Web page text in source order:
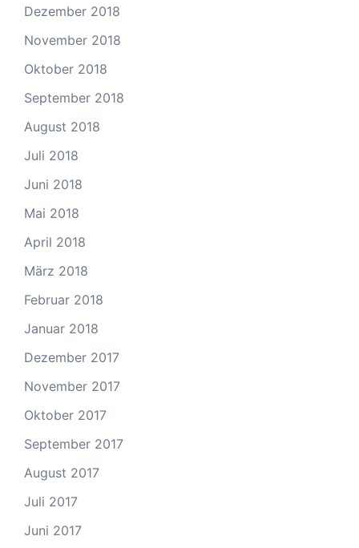
Dezember 2018
November 2018
Oktober 2018
September 2018
August 2018
Juli 2018
Juni 2018
Mai 2018
April 2018
März 2018
Februar 2018
Januar 2018
Dezember 2017
November 2017
Oktober 2017
September 2017
August 2017
Juli 2017
Juni 2017